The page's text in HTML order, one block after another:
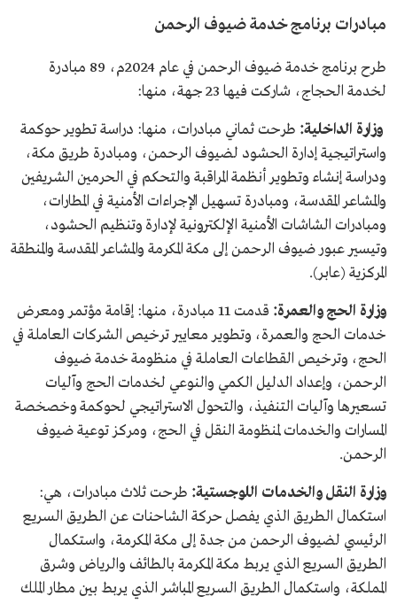
مبادرات برنامج خدمة ضيوف الرحمن
طرح برنامج خدمة ضيوف الرحمن في عام 2024م، 89 مبادرة
لخدمة الحجاج، شاركت فيها 23 جهة، منها:
وزارة الداخلية: طرحت ثماني مبادرات، منها: دراسة تطوير حوكمة
واستراتيجية إدارة الحشود لضيوف الرحمن، ومبادرة طريق مكة،
ودراسة إنشاء وتطوير أنظمة المراقبة والتحكم في الحرمين الشريفين
والمشاعر المقدسة، ومبادرة تسهيل الإجراءات الأمنية في المطارات،
ومبادرات الشاشات الأمنية الإلكترونية لإدارة وتنظيم الحشود،
وتيسير عبور ضيوف الرحمن إلى مكة المكرمة والمشاعر المقدسة والمنطقة
المركزية (عابر).
وزارة الحج والعمرة:
قدمت 11 مبادرة، منها: إقامة مؤتمر ومعرض
خدمات الحج والعمرة، وتطوير معايير ترخيص الشركات العاملة في
الحج، وترخيص القطاعات العاملة في منظومة خدمة ضيوف
الرحمن، وإعداد الدليل الكمي والنوعي لخدمات الحج وآليات
تسعيرها وآليات التنفيذ، والتحول الاستراتيجي لحوكمة وخصخصة
المسارات والخدمات لمنظومة النقل في الحج، ومركز توعية ضيوف
الرحمن.
وزارة النقل والخدمات اللوجستية: طرحت ثلاث مبادرات، هي:
استكمال الطريق الذي يفصل حركة الشاحنات عن الطريق السريع
الرئيسي لضيوف الرحمن من جدة إلى مكة المكرمة، واستكمال
الطريق السريع الذي يربط مكة المكرمة بالطائف والرياض وشرق
المملكة، واستكمال الطريق السريع المباشر الذي يربط بين مطار الملك